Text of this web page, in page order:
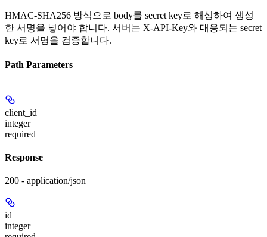
HMAC-SHA256 방식으로 body를 secret key로 해싱하여 생성
한 서명을 넣어야 합니다. 서버는 X-API-Key와 대응되는 secret
key로 서명을 검증합니다.
Path Parameters
client_id
integer
required
Response
200 - application/json
id
integer